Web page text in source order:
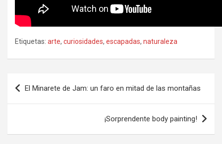
Etiquetas: arte, curiosidades, escapadas, naturaleza
Navegación
de
El Minarete de Jam: un faro en mitad de las montañas
¡Sorprendente body painting!